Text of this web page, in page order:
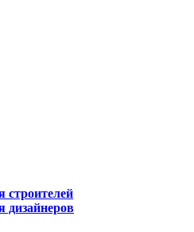
строителей
дизайнеров